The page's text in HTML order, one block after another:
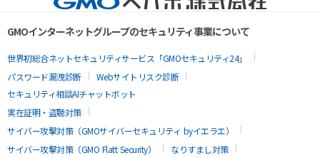
GMOインターネットグループのセキュリティ事業について
世界初総合ネットセキュリティサービス「GMOセキュリティ24」
パスワード漏洩診断
Webサイトリスク診断
セキュリティ相談AIチャットボット
実在証明・盗聴対策
サイバー攻撃対策（GMOサイバーセキュリティ byイエラエ）
サイバー攻撃対策（GMO Flatt Security）
なりすまし対策